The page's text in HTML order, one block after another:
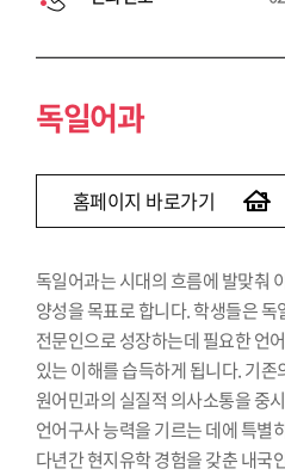
독일어과
홈페이지 바로가기
독일어과는 시대의 흐름에 발맞춰
양성을 목표로 합니다. 학생들은
전문인으로 성장하는데 필요한 언
있는 이해를 습득하게 됩니다. 기
원어민과의 실질적 의사소통을 중
언어구사 능력을 기르는 데에 특별
다년간 현지유학 경험을 갖춘 내국